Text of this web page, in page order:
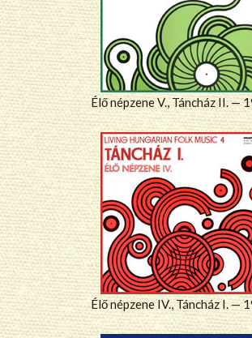
Élő népzene V., Táncház II. —
Élő népzene IV., Táncház I. —